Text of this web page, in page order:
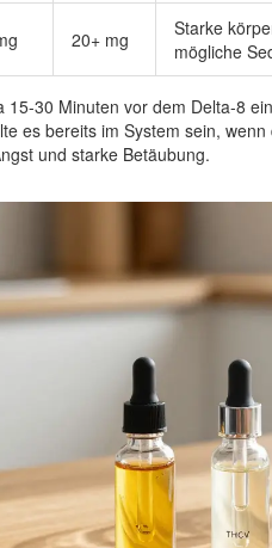
20+ mg
Starke
mögliche
15-30 Minuten vor dem Delta-8
es bereits im System sein,
und starke Betäubung.